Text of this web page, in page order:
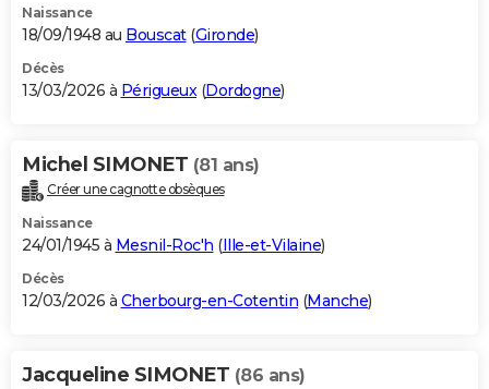
Naissance
18/09/1948 au Bouscat(Gironde)
Décès
13/03/2026 à Périgueux(Dordogne)
Michel SIMONET (81 ans)
Créer une cagnotte obsèques
Naissance
24/01/1945 à Mesnil-Roc'h (Ille-et-Vilaine)
Décès
12/03/2026 à Cherbourg-en-Cotentin (Manche)
Jacqueline SIMONET (86 ans)